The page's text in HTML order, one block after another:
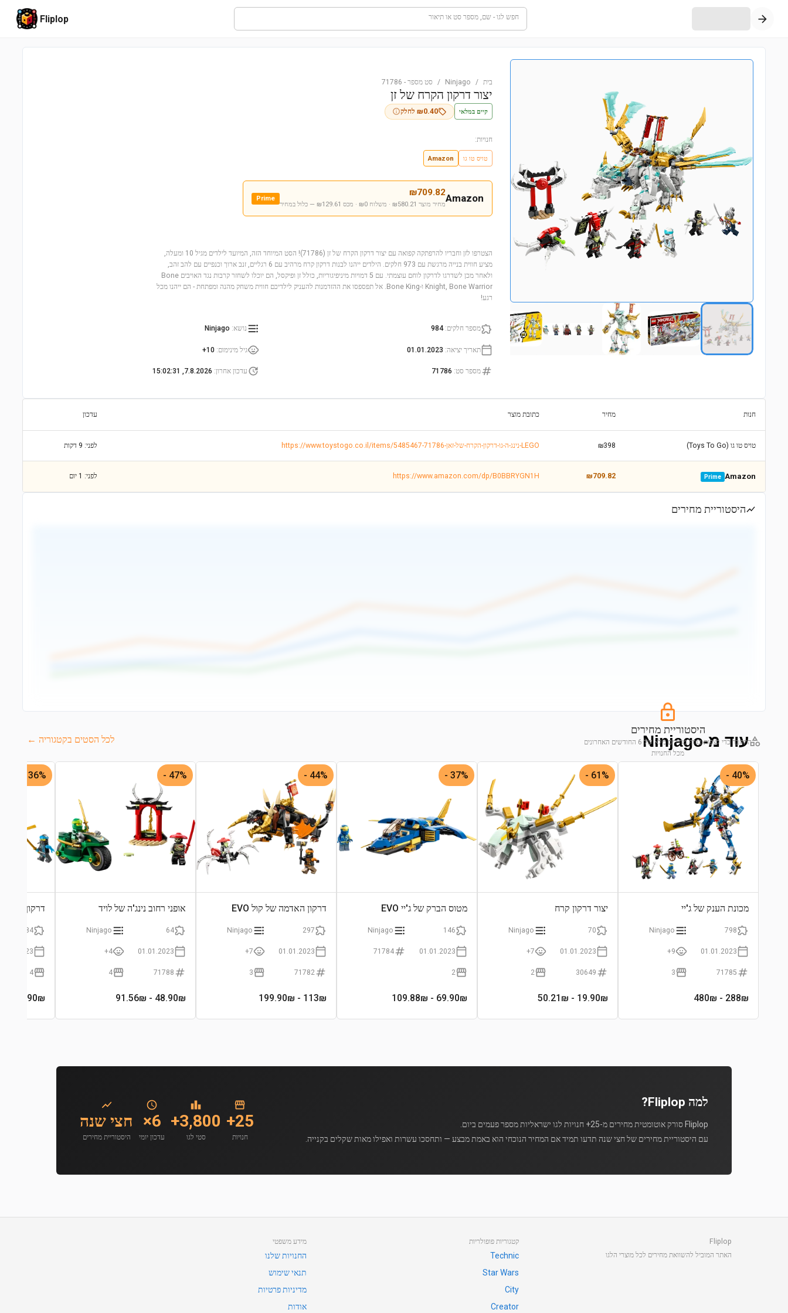
חפש לגו - שם, מספר סט או תיאור Fliplop
בית /
Ninjago
/ סט מספר -
71786
יצור דרקון הקרח של זן
קיים במלאי ₪0.40 לחלק
חנויות:
טויס טו גו Amazon
Amazon
₪709.82
מחיר מוצר ₪580.21 · משלוח ₪0 · מכס ₪129.61 — כלול במחיר
Prime
הצטרפו לזן וחבריו להרפתקה קפואה עם יצור דרקון הקרח של זן (71786)! הסט המיוחד הזה, המיועד לילדים מגיל 10 ומעלה,
מציע חווית בנייה מרגשת עם 973 חלקים. הילדים ייהנו לבנות דרקון קרח מרהיב עם 6 רגליים, זנב ארוך וכנפיים עם להב זהב,
ולאחר מכן לשדרגו לדרקון לוחם עוצמתי. עם 5 דמויות מיניפיגוריות, כולל זן ופיקסל, הם יוכלו לשחזר קרבות נגד האויבים Bone
Knight, Bone Warrior ו-Bone King. אל תפספסו את ההזדמנות להעניק לילדיכם חווית משחק מהנה ומפתחת - הם ייהנו מכל
רגע!
מספר חלקים:
984 נושא:
Ninjago
תאריך יציאה:
01.01.2023 גיל מינימום:
10+
מספר סט:
71786 עדכון אחרון:
7.8.2026, 15:02:31
חנות מחיר כתובת מוצר עדכון
טויס טו גו (Toys To Go) ₪398 https://www.toystogo.co.il/items/5485467-נינג-ה-גו-דרקון-הקרח-של-זאן-71786-LEGO לפני: 9 דקות
Amazon
Prime
₪709.82
https://www.amazon.com/dp/B0BBRYGN1H לפני: 1 יום
היסטוריית מחירים
היסטוריית מחירים
התחבר כדי לצפות בגרף מחירים מלא של 6 החודשים האחרונים
מכל החנויות
עוד מ-Ninjago לכל הסטים בקטגוריה ←
40% -
מכונת הענק של ג'יי
798
Ninjago
01.01.2023
9+
71785
3
288₪
- 480₪
61% -
יצור דרקון קרח
70
Ninjago
01.01.2023
7+
30649
2
19.90₪
- 50.21₪
37% -
מטוס הברק של ג'יי EVO
146
Ninjago
01.01.2023
71784
2
69.90₪
- 109.88₪
44% -
דרקון האדמה של קול EVO
297
Ninjago
01.01.2023
7+
71782
3
113₪
- 199.90₪
47% -
אופני רחוב נינג'ה של לויד
64
Ninjago
01.01.2023
4+
71788
4
48.90₪
- 91.56₪
36% -
דרקון מים EVO של ניה
184
4
89.90₪
למה Fliplop?
Fliplop סורק אוטומטית מחירים מ-25+ חנויות לגו ישראליות מספר פעמים ביום.
עם היסטוריית מחירים של חצי שנה תדעו תמיד אם המחיר הנוכחי הוא באמת מבצע — ותחסכו עשרות ואפילו מאות שקלים בקנייה.
25+
חנויות
3,800+
סטי לגו
6×
עדכון יומי
חצי שנה
היסטוריית מחירים
Fliplop
האתר המוביל להשוואת מחירים לכל מוצרי הלגו
קטגוריות פופולריות
Technic
Star Wars
City
Creator
מידע משפטי
החנויות שלנו
תנאי שימוש
מדיניות פרטיות
אודות